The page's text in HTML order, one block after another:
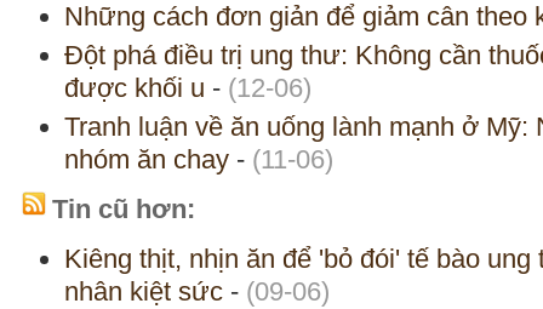
Những cách đơn giản để giảm cân theo
Đột phá điều trị ung thư: Không cần
được khối u - (12-06)
Tranh luận về ăn uống lành mạnh ở Mỹ:
nhóm ăn chay - (11-06)
Tin cũ hơn:
Kiêng thịt, nhịn ăn để 'bỏ đói' tế bào
nhân kiệt sức - (09-06)